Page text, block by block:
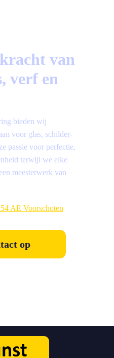
van
verf en
bieden wij
voor glas, schilder-
passie voor perfectie,
terwijl we elke
meesterwerk van
AE Voorschoten
op